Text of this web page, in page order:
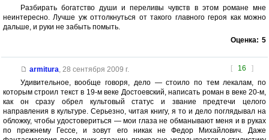
Разбирать богатство души и переливы чувств в этом романе мне
неинтересно. Лучше уж оттолкнуться от такого главного героя как можно
дальше, и руки не забыть помыть.
Оценка: 5
[ 16 ]
armitura, 28 сентября 2009 г.
Удивительное, вообще говоря, дело — стоило по тем лекалам, по
которым строил текст в 19-м веке Достоевский, написать роман в веке 20-м,
как он сразу обрел культовый статус и звание предтечи целого
направления в культуре. Серьезно, читая книгу, я то и дело поглядывал на
обложку, чтобы удостовериться — мои глаза не обманывают меня и в руках
по прежнему Гессе, и зовут его никак не Федор Михайлович. Даже